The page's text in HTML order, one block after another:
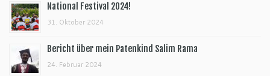
National Festival 2024!
31. Oktober 2024
Bericht über mein Patenkind Salim Rama
24. Februar 2024